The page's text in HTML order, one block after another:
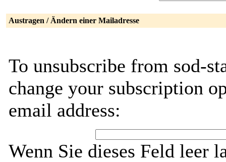
Austragen / Ändern einer Mailadresse
To unsubscribe from sod-
change your subscription
email address:
Wenn Sie dieses Feld leer